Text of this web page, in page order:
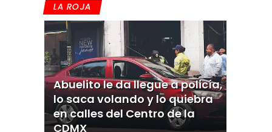
LA ROJA
Abuelito le da llegue a policía,
lo saca volando y lo quiebra
en calles del Centro de la
CDMX